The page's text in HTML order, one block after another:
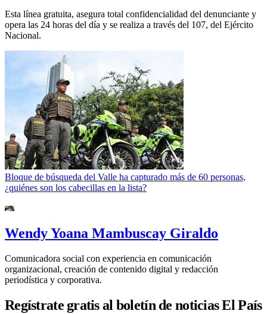
Esta línea gratuita, asegura total confidencialidad del denunciante y
opera las 24 horas del día y se realiza a través del 107, del Ejército
Nacional.
Bloque de búsqueda del Valle ha capturado más de 60 personas,
¿quiénes son los cabecillas en la lista?
Wendy Yoana Mambuscay Giraldo
Comunicadora social con experiencia en comunicación
organizacional, creación de contenido digital y redacción
periodística y corporativa.
Regístrate gratis al boletín de noticias El País